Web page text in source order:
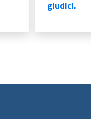
giudici.